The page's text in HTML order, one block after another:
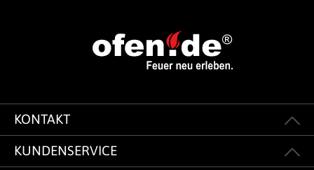
KONTAKT
KUNDENSERVICE